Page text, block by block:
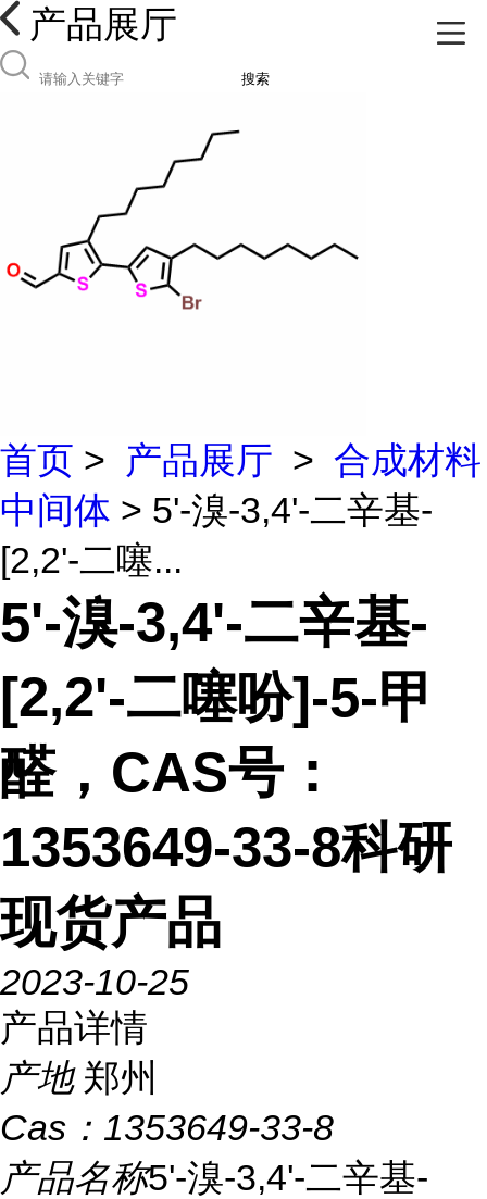
产品展厅
搜索
首页 > 产品展厅 > 合成材料
中间体 > 5'-溴-3,4'-二辛基-
[2,2'-二噻...
5'-溴-3,4'-二辛基-
[2,2'-二噻吩]-5-甲
醛，CAS号：
1353649-33-8科研
现货产品
2023-10-25
产品详情
产地 郑州
Cas： 1353649-33-8
产品名称5'-溴-3,4'-二辛基-